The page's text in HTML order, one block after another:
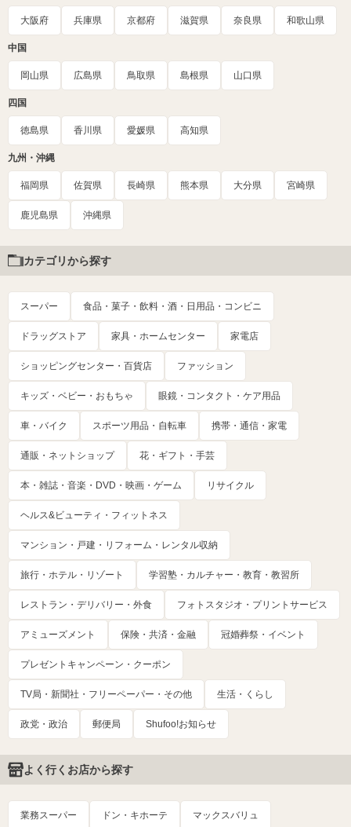
大阪府 兵庫県 京都府 滋賀県 奈良県 和歌山県
中国
岡山県 広島県 鳥取県 島根県 山口県
四国
徳島県 香川県 愛媛県 高知県
九州・沖縄
福岡県 佐賀県 長崎県 熊本県 大分県 宮崎県
鹿児島県 沖縄県
カテゴリから探す
スーパー 食品・菓子・飲料・酒・日用品・コンビニ
ドラッグストア 家具・ホームセンター 家電店
ショッピングセンター・百貨店 ファッション
キッズ・ベビー・おもちゃ 眼鏡・コンタクト・ケア用品
車・バイク スポーツ用品・自転車 携帯・通信・家電
通販・ネットショップ 花・ギフト・手芸
本・雑誌・音楽・DVD・映画・ゲーム リサイクル
ヘルス&ビューティ・フィットネス
マンション・戸建・リフォーム・レンタル収納
旅行・ホテル・リゾート 学習塾・カルチャー・教育・教習所
レストラン・デリバリー・外食 フォトスタジオ・プリントサービス
アミューズメント 保険・共済・金融 冠婚葬祭・イベント
プレゼントキャンペーン・クーポン
TV局・新聞社・フリーペーパー・その他 生活・くらし
政党・政治 郵便局 Shufoo!お知らせ
よく行くお店から探す
業務スーパー ドン・キホーテ マックスバリュ